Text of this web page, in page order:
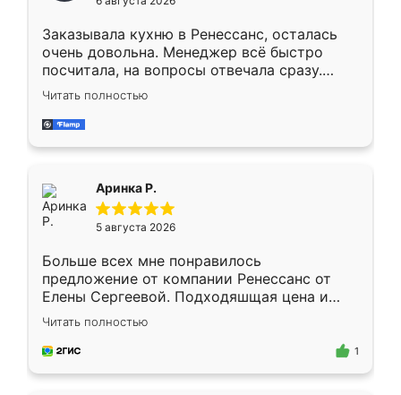
мебели буду заказывать только здесь.
Заказывала кухню в Ренессанс, осталась
очень довольна. Менеджер всё быстро
посчитала, на вопросы отвечала сразу.
Замерщик приехал в субботу, подошёл к
делу со всей ответственностью. Собрали
за день, ребята работали аккуратно, даже
Читать полностью
Аринка Р.
5 августа 2026
Больше всех мне понравилось
предложение от компании Ренессанс от
Елены Сергеевой. Подходяшщая цена и
короткие сроки изготовления. Приехавший
для замера сотрудник Владислав
предложил по моему эскизу самый
Читать полностью
1